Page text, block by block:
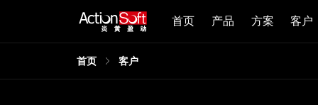
首页 产品 方案 客户
首页 客户